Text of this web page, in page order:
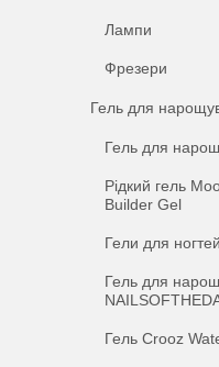
Лампи
Фрезери
Гель для
Гель для
Рідкий гель
Builder Gel
Гели для
Гель для
Гель Crooz